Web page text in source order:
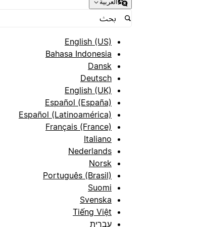
العربية
English (US)
Bahasa Indonesia
Dansk
Deutsch
English (UK)
Español (España)
Español (Latinoamérica)
Français (France)
Italiano
Nederlands
Norsk
Português (Brasil)
Suomi
Svenska
Tiếng Việt
עברית